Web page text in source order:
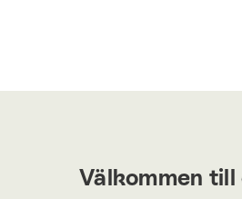
Välkommen till